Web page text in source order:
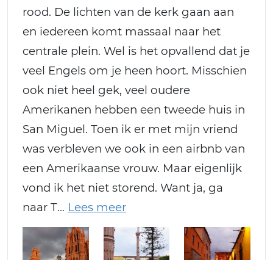
rood. De lichten van de kerk gaan aan
en iedereen komt massaal naar het
centrale plein. Wel is het opvallend dat je
veel Engels om je heen hoort. Misschien
ook niet heel gek, veel oudere
Amerikanen hebben een tweede huis in
San Miguel. Toen ik er met mijn vriend
was verbleven we ook in een airbnb van
een Amerikaanse vrouw. Maar eigenlijk
vond ik het niet storend. Want ja, ga
naar T